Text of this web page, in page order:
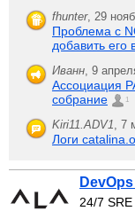
fhunter, 29
Проблема с
добавить его
Иванн, 9
Ассоциация
собрание
1
Kiri11.ADV1, 7
Логи
24/7